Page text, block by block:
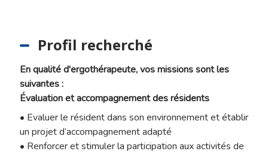
Profil recherché
En qualité d'ergothérapeute, vos missions sont les
suivantes :
Évaluation et accompagnement des résidents
• Evaluer le résident dans son environnement et établir
un projet d’accompagnement adapté
• Renforcer et stimuler la participation aux activités de